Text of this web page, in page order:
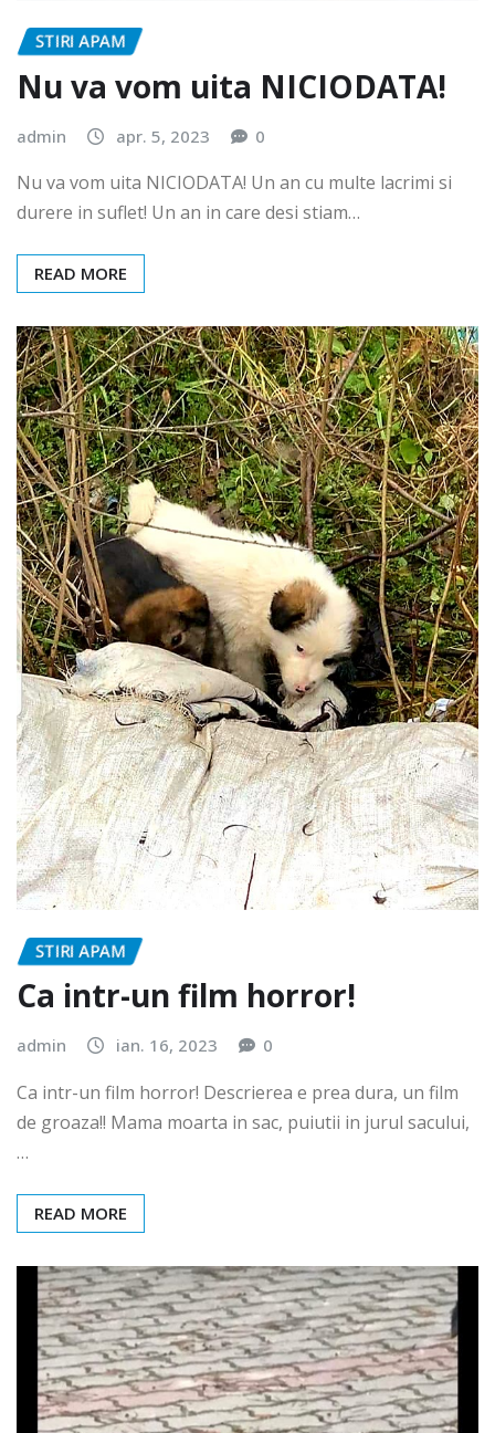
STIRI APAM
Nu va vom uita NICIODATA!
admin apr. 5, 2023 0
Nu va vom uita NICIODATA! Un an cu multe lacrimi si
durere in suflet! Un an in care desi stiam…
STIRI APAM
Ca intr-un film horror!
admin ian. 16, 2023
Ca intr-un film horror! Descrierea e prea dura, un film
de groaza!! Mama moarta in sac, puiutii in jurul sacului,
…